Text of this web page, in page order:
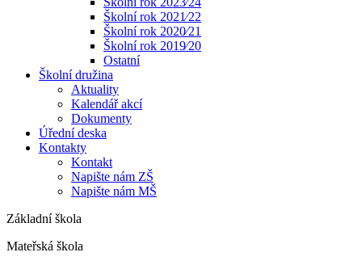
Školní rok 2021⁄22
Školní rok 2020⁄21
Školní rok 2019⁄20
Ostatní
Školní družina
Aktuality
Kalendář akcí
Dokumenty
Úřední deska
Kontakty
Kontakt
Napište nám ZŠ
Napište nám MŠ
Základní škola
Mateřská škola